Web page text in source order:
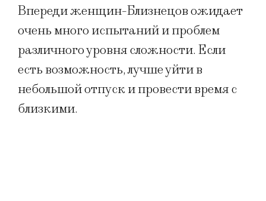
Впереди женщин-Близнецов ожидает
очень много испытаний и проблем
различного уровня сложности. Если
есть возможность, лучше уйти в
небольшой отпуск и провести время с
близкими.